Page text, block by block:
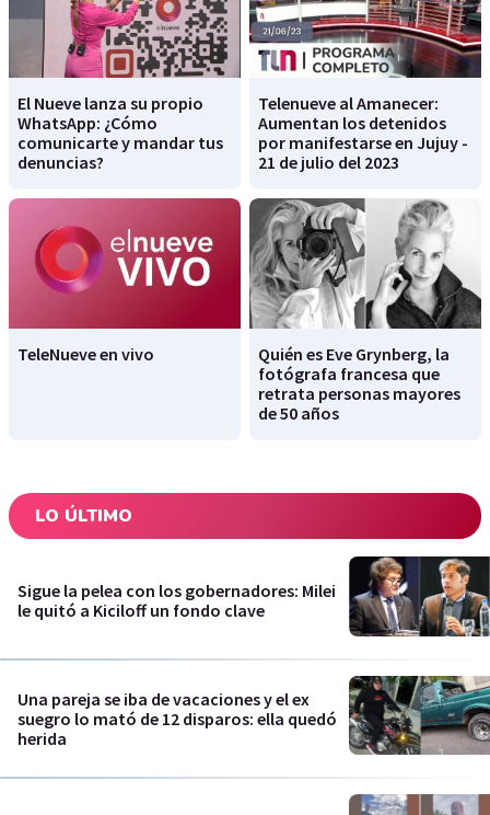
El Nueve lanza su propio
WhatsApp: ¿Cómo
comunicarte y mandar tus
denuncias?
Telenueve al Amanecer:
Aumentan los detenidos
por manifestarse en Jujuy -
21 de julio del 2023
TeleNueve en vivo
Quién es Eve Grynberg, la
fotógrafa francesa que
retrata personas mayores
de 50 años
LO ÚLTIMO
Sigue la pelea con los gobernadores: Milei
le quitó a Kiciloff un fondo clave
Una pareja se iba de vacaciones y el ex
suegro lo mató de 12 disparos: ella quedó
herida